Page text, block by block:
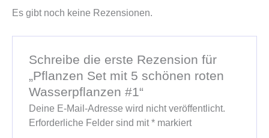
Es gibt noch keine Rezensionen.
Schreibe die erste Rezension für
„Pflanzen Set mit 5 schönen roten
Wasserpflanzen #1“
Deine E-Mail-Adresse wird nicht veröffentlicht.
Erforderliche Felder sind mit*markiert